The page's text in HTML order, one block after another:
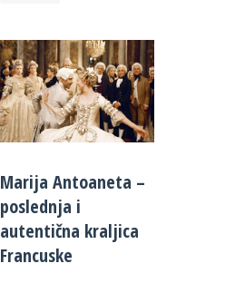
Marija Antoaneta –
poslednja i
autentična kraljica
Francuske